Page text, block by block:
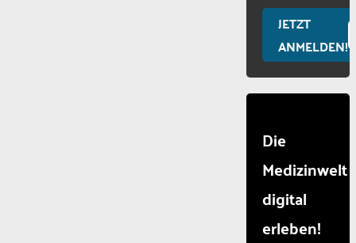
JETZT
ANMELDEN!
Die
Medizinwelt
digital
erleben!